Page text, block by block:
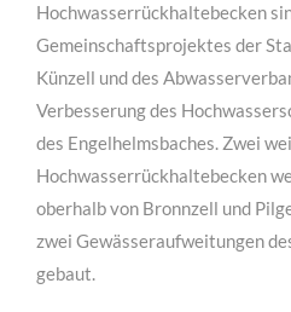
Hochwasserrückhaltebecken
Gemeinschaftsprojektes der
Künzell und des
Verbesserung des
des Engelhelmsbaches. Zwei
Hochwasserrückhaltebecken
oberhalb von Bronnzell und
zwei Gewässeraufweitungen
gebaut.
für